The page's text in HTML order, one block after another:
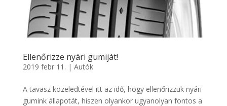
Ellenőrizze nyári gumiját!
2019 febr 11. | Autók
A tavasz közeledtével itt az idő, hogy ellenőrizzük nyári
gumink állapotát, hiszen olyankor ugyanolyan fontos a